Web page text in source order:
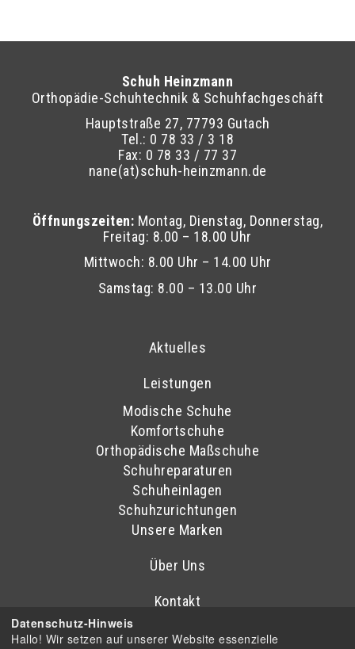
Schuh Heinzmann
Orthopädie-Schuhtechnik & Schuhfachgeschäft
Hauptstraße 27, 77793 Gutach
Tel.: 0 78 33 / 3 18
Fax: 0 78 33 / 77 37
nane(at)schuh-heinzmann.de
Öffnungszeiten: Montag, Dienstag, Donnerstag,
Freitag: 8.00 – 18.00 Uhr
Mittwoch: 8.00 Uhr – 14.00 Uhr
Samstag: 8.00 – 13.00 Uhr
Aktuelles
Leistungen
Modische Schuhe
Komfortschuhe
Orthopädische Maßschuhe
Schuhreparaturen
Schuheinlagen
Schuhzurichtungen
Unsere Marken
Über Uns
Kontakt
Sitemap
Datenschutz-Hinweis
Hallo! Wir setzen auf unserer Website essenzielle